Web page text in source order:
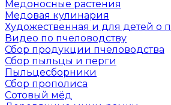
Медоносные растения
Медовая кулинария
Художественная и для детей о
Видео по пчеловодству
Сбор продукции пчеловодства
Сбор пыльцы и перги
Пыльцесборники
Сбор прополиса
Сотовый мёд